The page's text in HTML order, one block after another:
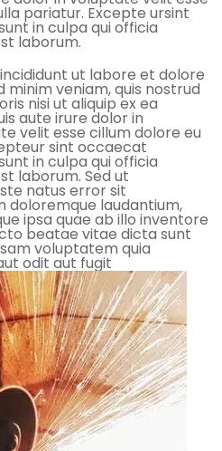
pariatur. Excepte ursint
in culpa qui officia
laborum.
ut labore et dolore
minim veniam, quis nostrud
nisi ut aliquip ex ea
aute irure dolor in
velit esse cillum dolore eu
sint occaecat
in culpa qui officia
laborum. Sed ut
natus error sit
laudantium,
ipsa quae ab illo inventore
beatae vitae dicta sunt
voluptatem quia
odit aut fugit